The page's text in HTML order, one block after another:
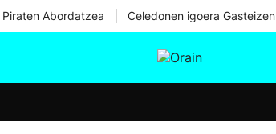
Abordatzea Celedonen igoera Gasteizen